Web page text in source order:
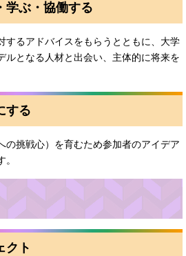
学ぶ・協働する
するアドバイスをもらうとともに、大学
ルとなる人材と出会い、主体的に将来を
する
の挑戦心）を育むため参加者のアイデア
クト